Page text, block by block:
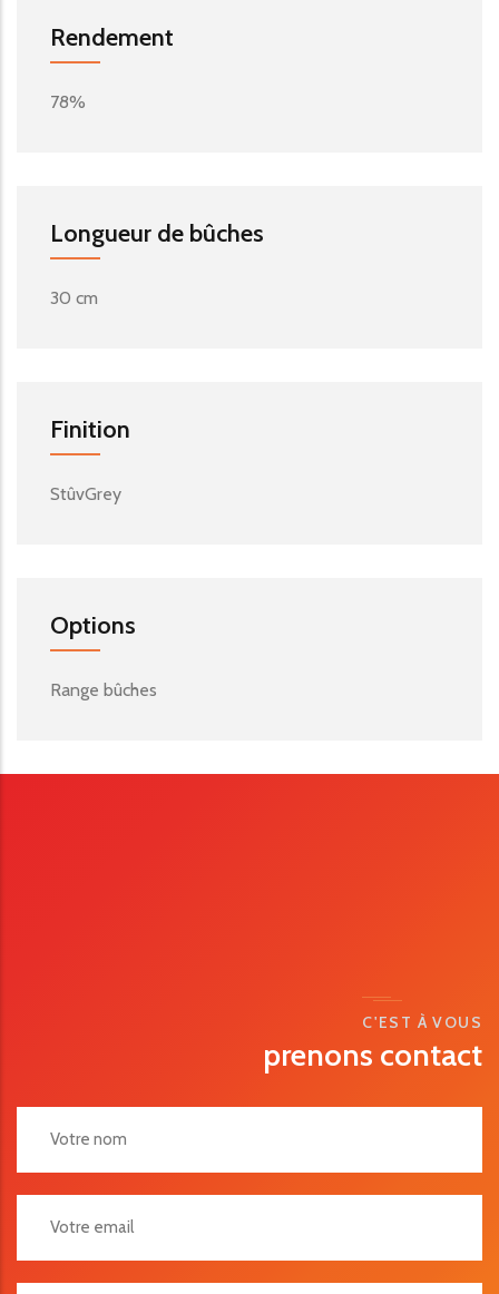
Rendement
78%
Longueur de bûches
30 cm
Finition
StûvGrey
Options
Range bûches
C'EST À VOUS
prenons contact